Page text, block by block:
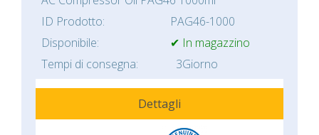
ID Prodotto:
PAG46-1000
Disponibile:
✔ In magazzino
Tempi di consegna:
3Giorno
Dettagli